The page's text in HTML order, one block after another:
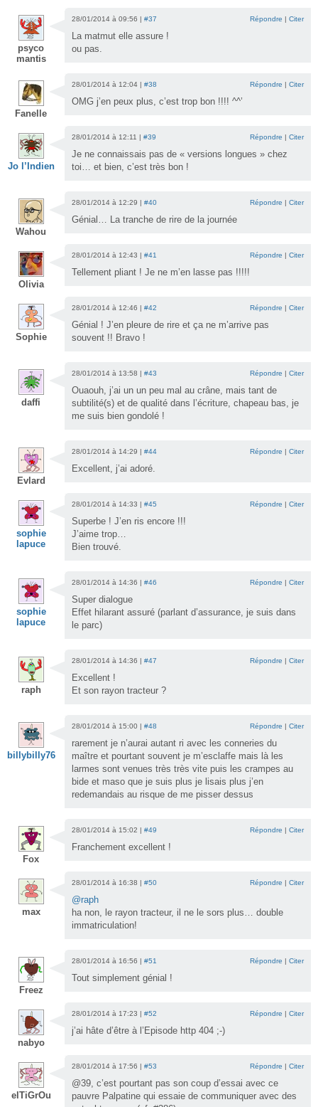
psyco
mantis
28/01/2014 à 09:56 | #37 Répondre | Citer
La matmut elle assure !
ou pas.
Fanelle
28/01/2014 à 12:04 | #38 Répondre | Citer
OMG j’en peux plus, c’est trop bon !!!! ^^’
Jo l’Indien
28/01/2014 à 12:11 | #39 Répondre | Citer
Je ne connaissais pas de « versions longues » chez
toi… et bien, c’est très bon !
Wahou
28/01/2014 à 12:29 | #40 Répondre | Citer
Génial… La tranche de rire de la journée
Olivia
28/01/2014 à 12:43 | #41 Répondre | Citer
Tellement pliant ! Je ne m’en lasse pas !!!!!
Sophie
28/01/2014 à 12:46 | #42 Répondre | Citer
Génial ! J’en pleure de rire et ça ne m’arrive pas
souvent !! Bravo !
daffi
28/01/2014 à 13:58 | #43 Répondre | Citer
Ouaouh, j’ai un un peu mal au crâne, mais tant de
subtilité(s) et de qualité dans l’écriture, chapeau bas, je
me suis bien gondolé !
Evlard
28/01/2014 à 14:29 | #44 Répondre | Citer
Excellent, j’ai adoré.
sophie
lapuce
28/01/2014 à 14:33 | #45 Répondre | Citer
Superbe ! J’en ris encore !!!
J’aime trop…
Bien trouvé.
sophie
lapuce
28/01/2014 à 14:36 | #46 Répondre | Citer
Super dialogue
Effet hilarant assuré (parlant d’assurance, je suis dans
le parc)
raph
28/01/2014 à 14:36 | #47 Répondre | Citer
Excellent !
Et son rayon tracteur ?
billybilly76
28/01/2014 à 15:00 | #48 Répondre | Citer
rarement je n’aurai autant ri avec les conneries du
maître et pourtant souvent je m’esclaffe mais là les
larmes sont venues très très vite puis les crampes au
bide et maso que je suis plus je lisais plus j’en
redemandais au risque de me pisser dessus
Fox
28/01/2014 à 15:02 | #49 Répondre | Citer
Franchement excellent !
max
28/01/2014 à 16:38 | #50 Répondre | Citer
@raph
ha non, le rayon tracteur, il ne le sors plus… double
immatriculation!
Freez
28/01/2014 à 16:56 | #51 Répondre | Citer
Tout simplement génial !
nabyo
28/01/2014 à 17:23 | #52 Répondre | Citer
j’ai hâte d’être à l’Episode http 404 ;-)
elTiGrOu
28/01/2014 à 17:56 | #53 Répondre | Citer
@39, c’est pourtant pas son coup d’essai avec ce
pauvre Palpatine qui essaie de communiquer avec des